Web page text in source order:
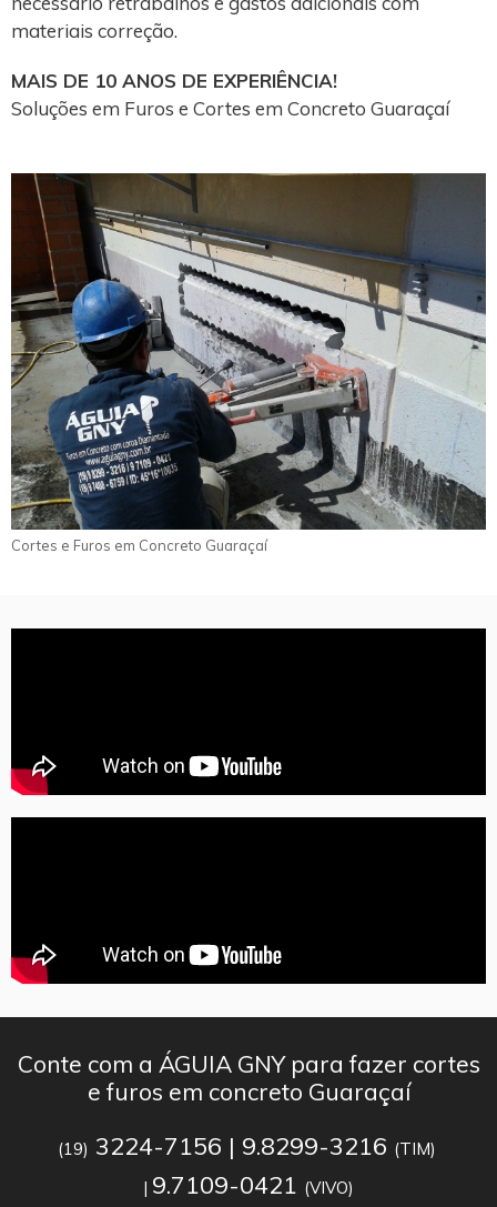
materiais correção.
MAIS DE 10 ANOS DE EXPERIÊNCIA!
Soluções em Furos e Cortes em Concreto Guaraçaí
Cortes e Furos em Concreto Guaraçaí
Conte com a ÁGUIA GNY para fazer cortes
e furos em concreto Guaraçaí
(19) 3224-7156 | 9.8299-3216 (TIM)
| 9.7109-0421 (VIVO)